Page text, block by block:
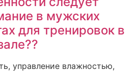
в мужских
для тренировок в
управление влажностью,